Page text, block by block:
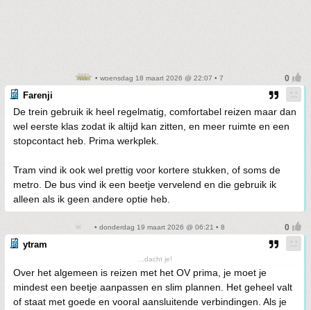
• woensdag 18 maart 2026 @ 22:07 • 7
Farenji
De trein gebruik ik heel regelmatig, comfortabel reizen maar dan
wel eerste klas zodat ik altijd kan zitten, en meer ruimte en een
stopcontact heb. Prima werkplek.
Tram vind ik ook wel prettig voor kortere stukken, of soms de
metro. De bus vind ik een beetje vervelend en die gebruik ik
alleen als ik geen andere optie heb.
• donderdag 19 maart 2026 @ 06:21 • 8
ytram
...dacht je!
Over het algemeen is reizen met het OV prima, je moet je
mindest een beetje aanpassen en slim plannen. Het geheel valt
of staat met goede en vooral aansluitende verbindingen. Als je